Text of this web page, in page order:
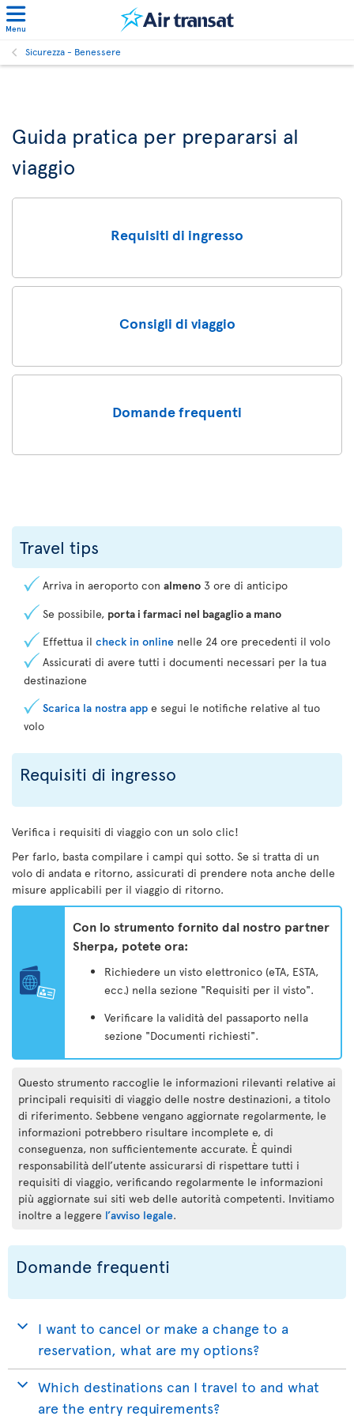
Menu
Sicurezza - Benessere
Guida pratica per prepararsi al
viaggio
Requisiti di ingresso
Consigli di viaggio
Domande frequenti
Travel tips
Arriva in aeroporto con almeno 3 ore di anticipo
Se possibile, porta i farmaci nel bagaglio a mano
Effettua il check in online nelle 24 ore precedenti il volo
Assicurati di avere tutti i documenti necessari per la tua
destinazione
Scarica la nostra app e segui le notifiche relative al tuo
volo
Requisiti di ingresso
Verifica i requisiti di viaggio con un solo clic!
Per farlo, basta compilare i campi qui sotto. Se si tratta di un
volo di andata e ritorno, assicurati di prendere nota anche delle
misure applicabili per il viaggio di ritorno.
Con lo strumento fornito dal nostro partner
Sherpa, potete ora:
Richiedere un visto elettronico (eTA, ESTA,
ecc.) nella sezione "Requisiti per il visto".
Verificare la validità del passaporto nella
sezione "Documenti richiesti".
Questo strumento raccoglie le informazioni rilevanti relative ai
principali requisiti di viaggio delle nostre destinazioni, a titolo
di riferimento. Sebbene vengano aggiornate regolarmente, le
informazioni potrebbero risultare incomplete e, di
conseguenza, non sufficientemente accurate. È quindi
responsabilità dell’utente assicurarsi di rispettare tutti i
requisiti di viaggio, verificando regolarmente le informazioni
più aggiornate sui siti web delle autorità competenti. Invitiamo
inoltre a leggere l’avviso legale.
Domande frequenti
I want to cancel or make a change to a
reservation, what are my options?
Which destinations can I travel to and what
are the entry requirements?